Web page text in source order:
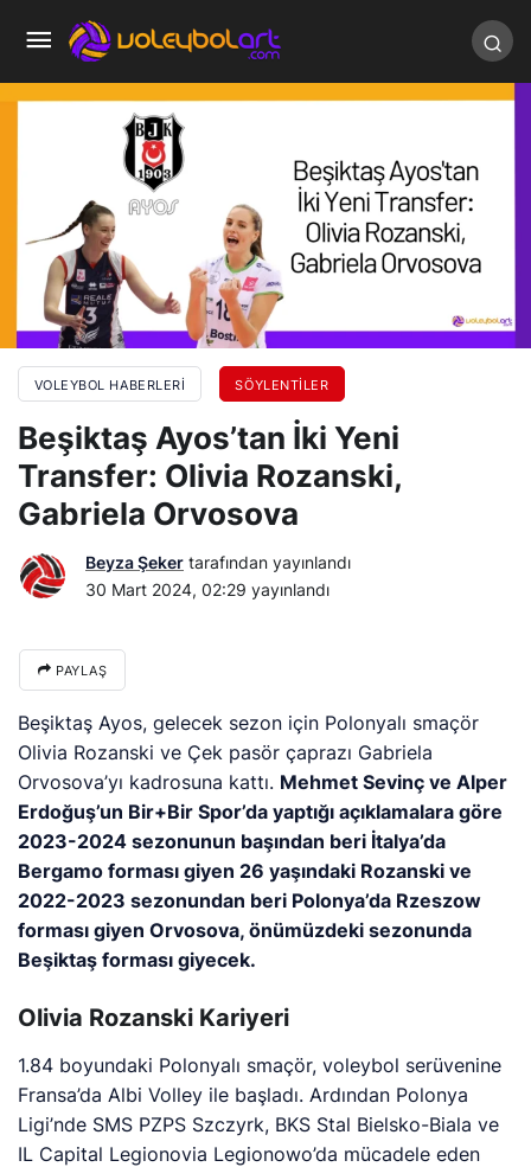
VOLEYBOL HABERLERI SÖYLENTILER
Beşiktaş Ayos’tan İki Yeni
Transfer: Olivia Rozanski,
Gabriela Orvosova
Beyza Şeker tarafından yayınlandı
30 Mart 2024, 02:29 yayınlandı
PAYLAŞ
Beşiktaş Ayos, gelecek sezon için Polonyalı smaçör
Olivia Rozanski ve Çek pasör çaprazı Gabriela
Orvosova’yı kadrosuna kattı. Mehmet Sevinç ve Alper
Erdoğuş’un Bir+Bir Spor’da yaptığı açıklamalara göre
2023-2024 sezonunun başından beri İtalya’da
Bergamo forması giyen 26 yaşındaki Rozanski ve
2022-2023 sezonundan beri Polonya’da Rzeszow
forması giyen Orvosova, önümüzdeki sezonunda
Beşiktaş forması giyecek.
Olivia Rozanski Kariyeri
1.84 boyundaki Polonyalı smaçör, voleybol serüvenine
Fransa’da Albi Volley ile başladı. Ardından Polonya
Ligi’nde SMS PZPS Szczyrk, BKS Stal Bielsko-Biala ve
IL Capital Legionovia Legionowo’da mücadele eden